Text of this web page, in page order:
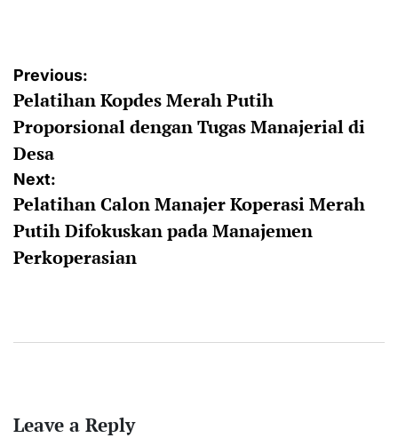
Post
navigation
Previous:
Pelatihan Kopdes Merah Putih
Proporsional dengan Tugas Manajerial di
Desa
Next:
Pelatihan Calon Manajer Koperasi Merah
Putih Difokuskan pada Manajemen
Perkoperasian
Leave a Reply